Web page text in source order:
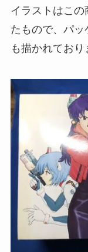
イラストはこ
たもので、パ
も描かれており